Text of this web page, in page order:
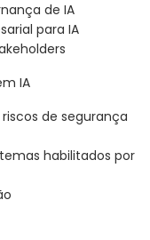
de IA
para IA
IA
de segurança
habilitados por